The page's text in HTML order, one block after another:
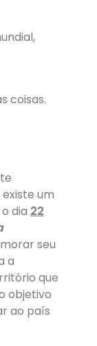
coisas.
um
dia 22
seu
a
que
objetivo
ao país